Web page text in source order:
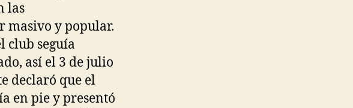
las
masivo y popular.
club seguía
así el 3 de julio
declaró que el
en pie y presentó